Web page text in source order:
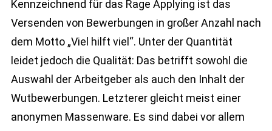
Kennzeichnend für das Rage Applying ist das
Versenden von Bewerbungen in großer Anzahl nach
dem Motto „Viel hilft viel“. Unter der Quantität
leidet jedoch die Qualität: Das betrifft sowohl die
Auswahl der Arbeitgeber als auch den Inhalt der
Wutbewerbungen. Letzterer gleicht meist einer
anonymen Massenware. Es sind dabei vor allem